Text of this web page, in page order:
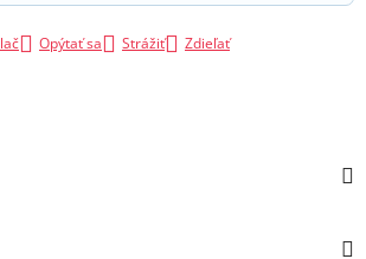
Opýtať sa Strážiť Zdieľať